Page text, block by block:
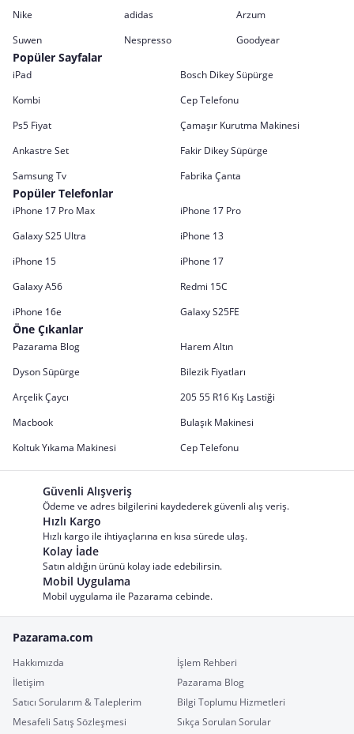
Nike adidas
Arzum
Suwen
Nespresso Goodyear
Popüler Sayfalar
iPad
Bosch Dikey Süpürge
Kombi
Cep Telefonu
Ps5 Fiyat
Çamaşır Kurutma Makinesi
Ankastre Set
Fakir Dikey Süpürge
Samsung Tv
Fabrika Çanta
Popüler Telefonlar
iPhone 17 Pro Max
iPhone 17 Pro
Galaxy S25 Ultra
iPhone 13
iPhone 15
iPhone 17
Galaxy A56
Redmi 15C
iPhone 16e
Galaxy S25FE
Öne Çıkanlar
Pazarama Blog
Harem Altın
Dyson Süpürge
Bilezik Fiyatları
Arçelik Çaycı
205 55 R16 Kış Lastiği
Macbook
Bulaşık Makinesi
Koltuk Yıkama Makinesi
Cep Telefonu
Güvenli Alışveriş
Ödeme ve adres bilgilerini kaydederek güvenli alış veriş.
Hızlı Kargo
Hızlı kargo ile ihtiyaçlarına en kısa sürede ulaş.
Kolay İade
Satın aldığın ürünü kolay iade edebilirsin.
Mobil Uygulama
Mobil uygulama ile Pazarama cebinde.
Pazarama.com
Hakkımızda
İşlem Rehberi
İletişim
Pazarama Blog
Satıcı Sorularım & Taleplerim
Bilgi Toplumu Hizmetleri
Mesafeli Satış Sözleşmesi
Sıkça Sorulan Sorular